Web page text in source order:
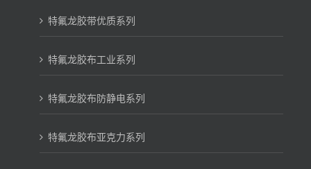
特氟龙胶带优质系列
特氟龙胶布工业系列
特氟龙胶布防静电系列
特氟龙胶布亚克力系列